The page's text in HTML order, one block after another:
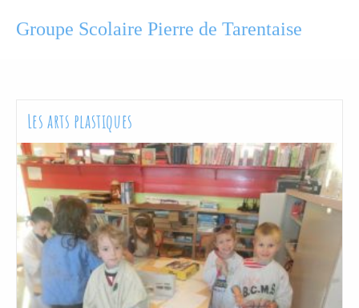
Groupe Scolaire Pierre de Tarentaise
Les arts plastiques